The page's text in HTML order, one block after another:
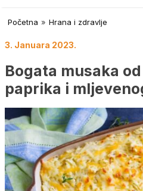
Početna » Hrana i zdravlje
3. Januara 2023.
Bogata musaka
paprika i